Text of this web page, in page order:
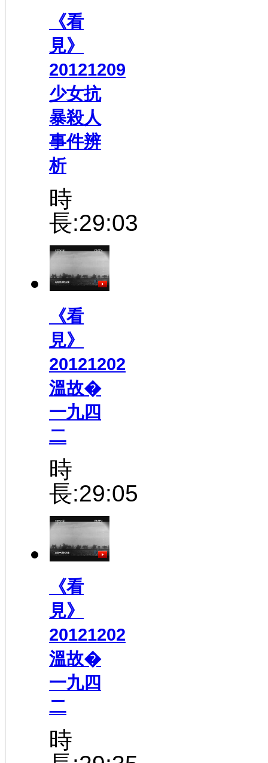
《看
見》
20121209
少女抗
暴殺人
事件辨
析
時
長:29:03
《看
見》
20121202
溫故�
一九四
二
時
長:29:05
《看
見》
20121202
溫故�
一九四
二
時